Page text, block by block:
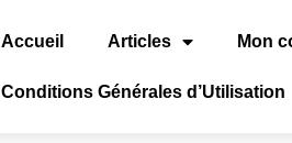
Accueil Articles Mon
Conditions Générales d’Utilisation